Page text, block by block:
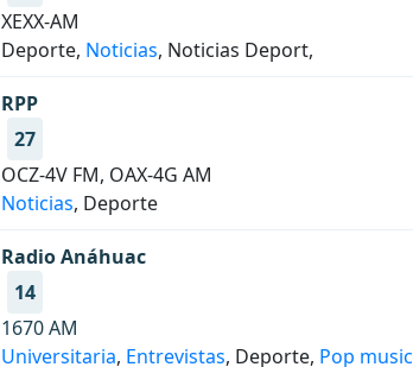
XEXX-AM
Deporte, Noticias, Noticias Deport,
RPP
27
OCZ-4V FM, OAX-4G AM
Noticias, Deporte
Radio Anáhuac
14
1670 AM
Universitaria, Entrevistas, Deporte, Pop music